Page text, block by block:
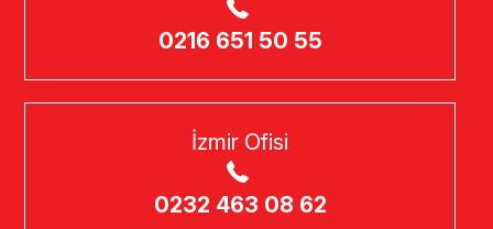
0216 651 50 55
İzmir Ofisi
0232 463 08 62